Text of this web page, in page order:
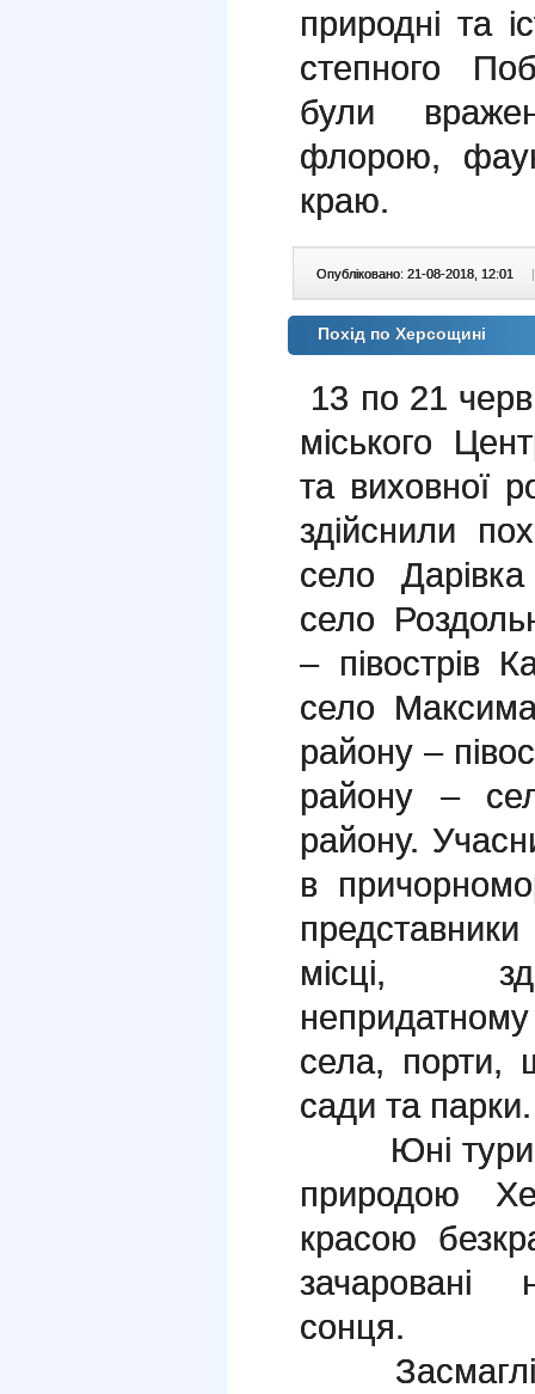
природні та
степного
були
флорою,
краю.
Опубліковано: 21-08-2018, 12:01 |
Похід по Херсощині
13 по 21
міського
та виховної
здійснили
село
село
– півострів
село
району –
району –
району.
в
місці,
села, порти,
сади та парки.
Юні
природою
красою
зачаровані
сонця.
Засмаглі,